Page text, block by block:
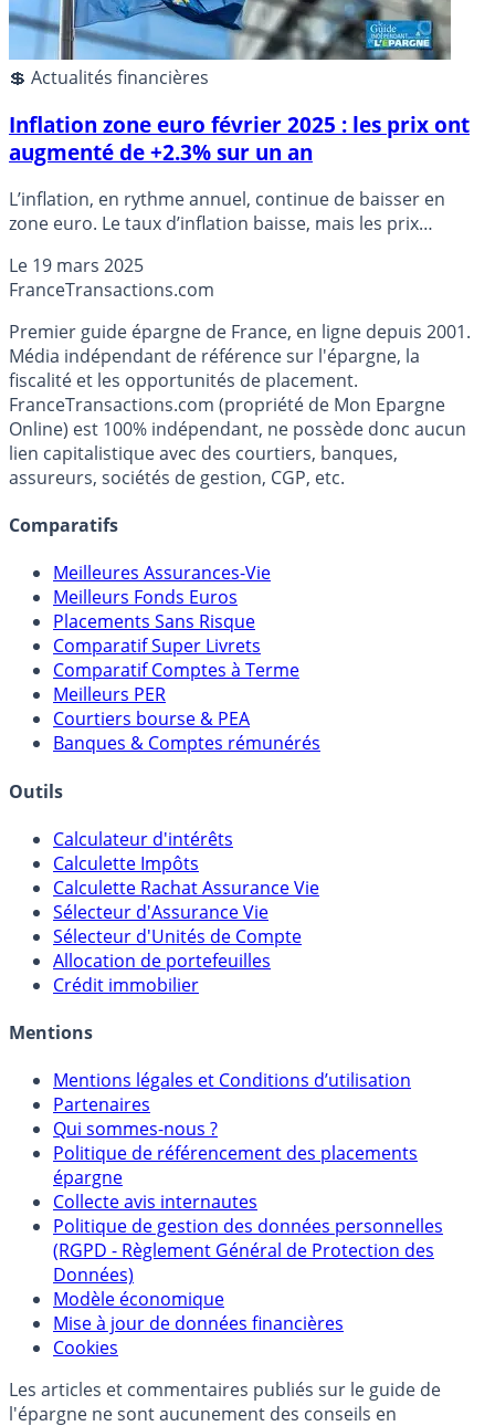
💲 Actualités financières
Inflation zone euro février 2025 : les prix ont
augmenté de +2.3% sur un an
L’inflation, en rythme annuel, continue de baisser en
zone euro. Le taux d’inflation baisse, mais les prix
Le 19 mars 2025
FranceTransactions.com
Premier guide épargne de France, en ligne depuis 2001.
Média indépendant de référence sur l'épargne, la
fiscalité et les opportunités de placement.
FranceTransactions.com (propriété de Mon Epargne
Online) est 100% indépendant, ne possède donc aucun
lien capitalistique avec des courtiers, banques,
assureurs, sociétés de gestion, CGP, etc.
Comparatifs
Meilleures Assurances-Vie
Meilleurs Fonds Euros
Placements Sans Risque
Comparatif Super Livrets
Comparatif Comptes à Terme
Meilleurs PER
Courtiers bourse & PEA
Banques & Comptes rémunérés
Outils
Calculateur d'intérêts
Calculette Impôts
Calculette Rachat Assurance Vie
Sélecteur d'Assurance Vie
Sélecteur d'Unités de Compte
Allocation de portefeuilles
Crédit immobilier
Mentions
Mentions légales et Conditions d’utilisation
Partenaires
Qui sommes-nous ?
Politique de référencement des placements
épargne
Collecte avis internautes
Politique de gestion des données personnelles
(RGPD - Règlement Général de Protection des
Données)
Modèle économique
Mise à jour de données financières
Cookies
Les articles et commentaires publiés sur le guide de
l'épargne ne sont aucunement des conseils en